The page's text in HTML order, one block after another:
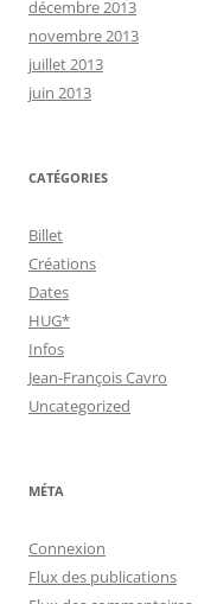
décembre 2013
novembre 2013
juillet 2013
juin 2013
CATÉGORIES
Billet
Créations
Dates
HUG*
Infos
Jean-François Cavro
Uncategorized
MÉTA
Connexion
Flux des publications